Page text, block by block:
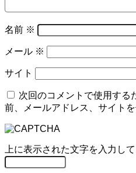
名前 ※
メール ※
サイト
次回のコメントで使用する
前、メールアドレス、サイトを
上に表示された文字を入力して